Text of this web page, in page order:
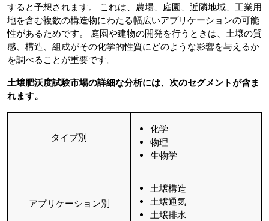
すると予想されます。 これは、農場、庭園、近隣地域、工業用
地を含む複数の構造物にわたる幅広いアプリケーションの可能
性があるためです。 庭園や建物の開発を行うときは、土壌の質
感、構造、組成がその化学的性質にどのような影響を与えるか
を調べることが重要です。
土壌肥沃度試験市場の詳細な分析には、次のセグメントが含ま
れます。
タイプ別
化学
物理
生物学
アプリケーション別
土壌構造
土壌通気
土壌排水